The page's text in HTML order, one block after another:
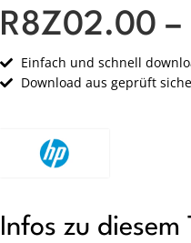
R8Z02.00 –
Einfach und schnell
Download aus geprüft
Infos zu diesem